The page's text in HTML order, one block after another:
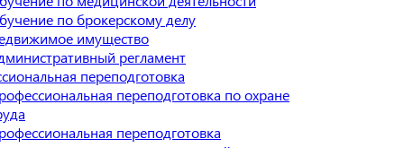
по брокерскому делу
имущество
регламент
переподготовка
переподготовка по охране
переподготовка